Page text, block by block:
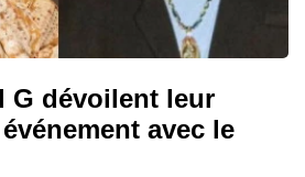
G dévoilent leur
avec le